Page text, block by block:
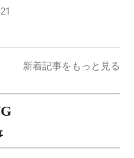
新着記事をもっと見る